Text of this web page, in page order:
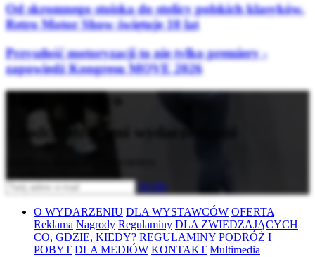
Od skromnego stoiska do stolicy polskich klasyków.
Retro Motor Show świętuje 10 lat
Przyszłość motoryzacji to nie tylko premiery -
zapowiedź Kongresu MOVE 2026
Bądź na bieżąco
z nadchodzącymi wydarzeniami
Wyślij
O WYDARZENIU DLA WYSTAWCÓW OFERTA
Reklama Nagrody Regulaminy DLA ZWIEDZAJĄCYCH
CO, GDZIE, KIEDY? REGULAMINY PODRÓŻ I
POBYT DLA MEDIÓW KONTAKT Multimedia